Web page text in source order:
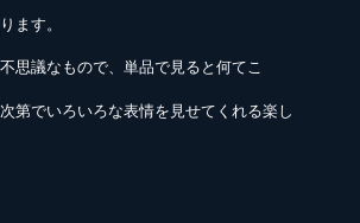
ます。
思議なもので、単品で見ると何てこ
第でいろいろな表情を見せてくれる楽し